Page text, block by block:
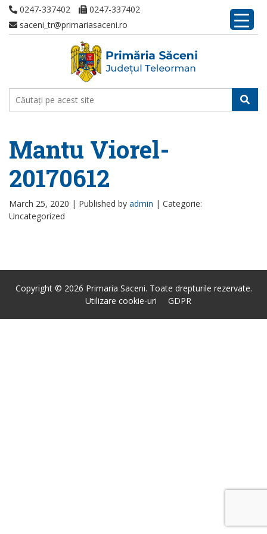
0247-337402
0247-337402
saceni_tr@primariasaceni.ro
Mantu Viorel-
20170612
March 25, 2020 | Published by admin | Categorie:
Uncategorized
Copyright © 2026 Primaria Saceni. Toate drepturile rezervate.
Utilizare cookie-uri
GDPR